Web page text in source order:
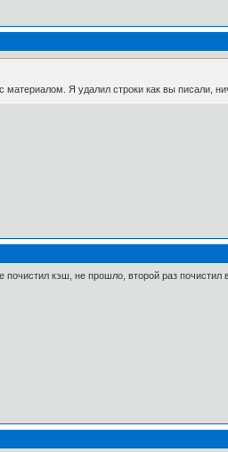
материалом. Я удалил строки как вы писали,
кэш, не прошло, второй раз почистил